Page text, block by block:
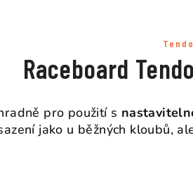
Raceboard
pro použití s
jako u běžných kloubů,